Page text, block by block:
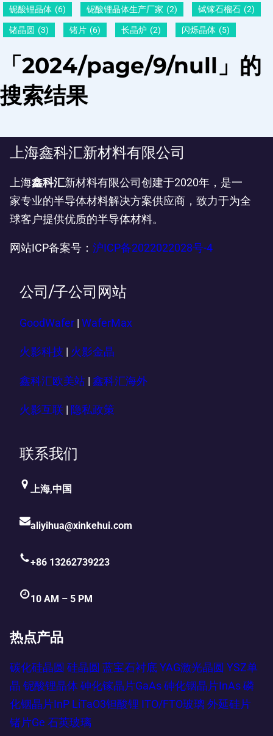
铌酸锂晶体 (6) 铌酸锂晶体生产厂家 (2) 铽镓石榴石 (2)
锗晶圆 (3) 锗片 (6) 长晶炉 (2) 闪烁晶体 (5)
「2024/page/9/null」的
搜索结果
上海鑫科汇新材料有限公司
上海鑫科汇新材料有限公司创建于2020年，是一
家专业的半导体材料解决方案供应商，致力于为全
球客户提供优质的半导体材料。
网站ICP备案号： 沪ICP备2022022028号-4
公司/子公司网站
GoodWafer | WaferMax
火影科技 火影金晶
鑫科汇欧美站 | 鑫科汇海外
火影互联 隐私政策
联系我们
上海,中国
aliyihua@xinkehui.com
+86 13262739223
10 AM – 5 PM
热点产品
碳化硅晶圆 硅晶圆 蓝宝石衬底 YAG激光晶圆 YSZ单
晶 铌酸锂晶体 砷化镓晶片GaAs 砷化铟晶片InAs 磷
化铟晶片InP LiTaO3钽酸锂 ITO/FTO玻璃 外延硅片
锗片Ge 石英玻璃